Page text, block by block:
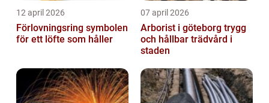
12 april 2026
Förlovningsring symbolen
för ett löfte som håller
07 april 2026
Arborist i göteborg trygg
och hållbar trädvård i
staden